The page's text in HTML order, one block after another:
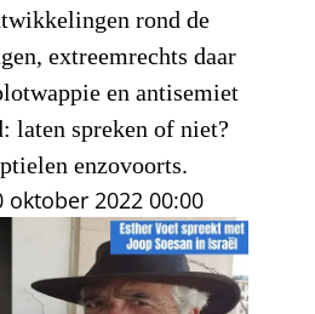
rond de
extreemrechts daar
en antisemiet
laten spreken of niet?
enzovoorts.
oktober 2022 00:00